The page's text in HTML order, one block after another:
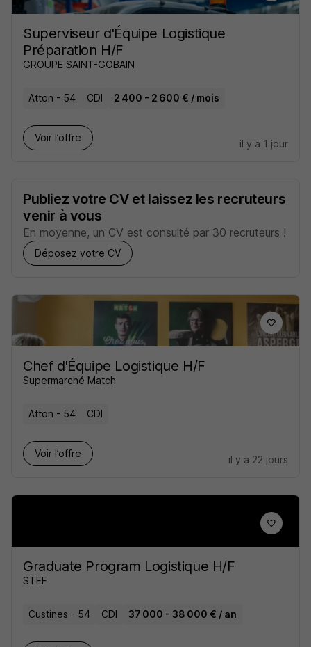
Superviseur d'Équipe Logistique
Préparation H/F
GROUPE SAINT-GOBAIN
Atton - 54 CDI 2 400 - 2 600 € / mois
Voir l’offre
il y a 1 jour
Publiez votre CV et laissez les recruteurs
venir à vous
En moyenne, un CV est consulté par 30 recruteurs !
Déposez votre CV
Chef d'Équipe Logistique H/F
Supermarché Match
Atton - 54 CDI
Voir l’offre
il y a 22 jours
Graduate Program Logistique H/F
STEF
Custines - 54 CDI 37 000 - 38 000 € / an